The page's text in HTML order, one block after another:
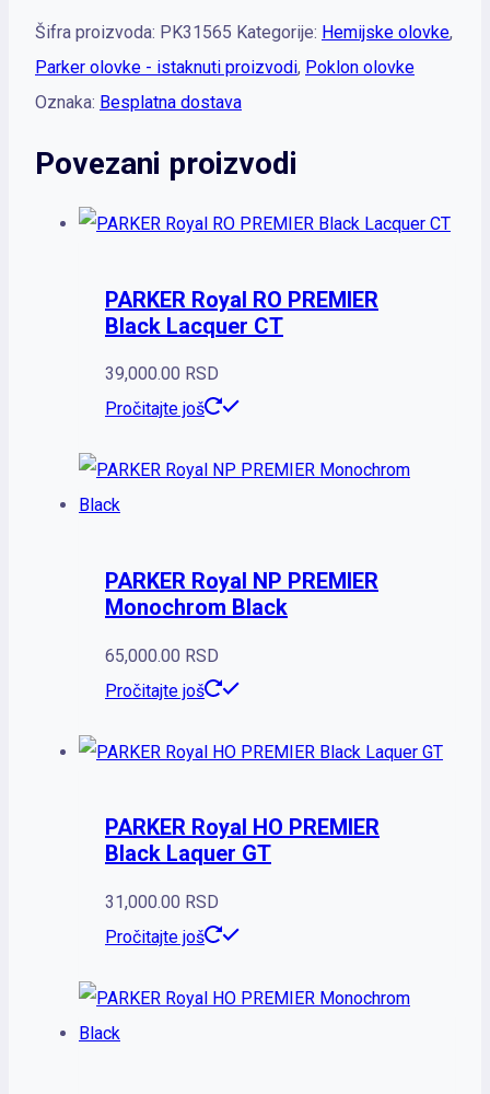
Šifra proizvoda: PK31565 Kategorije: Hemijske olovke,
Parker olovke - istaknuti proizvodi, Poklon olovke
Oznaka: Besplatna dostava
Povezani proizvodi
PARKER Royal RO PREMIER
Black Lacquer CT
39,000.00 RSD
Pročitajte još
PARKER Royal NP PREMIER
Monochrom Black
65,000.00 RSD
Pročitajte još
PARKER Royal HO PREMIER
Black Laquer GT
31,000.00 RSD
Pročitajte još